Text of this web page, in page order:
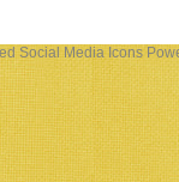
Social Media Icons